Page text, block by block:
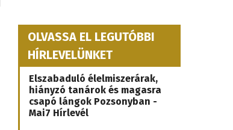
OLVASSA EL LEGUTÓBBI
HÍRLEVELÜNKET
Elszabaduló élelmiszerárak,
hiányzó tanárok és magasra
csapó lángok Pozsonyban -
Mai7 Hírlevél